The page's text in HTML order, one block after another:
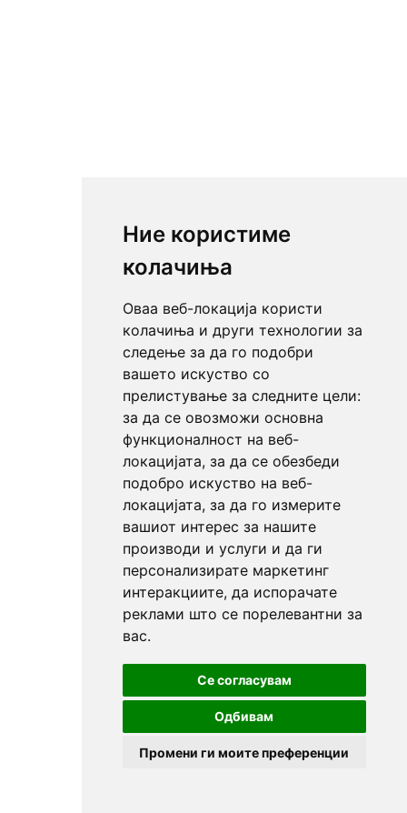
Ние користиме
колачиња
Оваа веб-локација користи
колачиња и други технологии за
следење за да го подобри
вашето искуство со
прелистување за следните цели:
за да се овозможи основна
функционалност на веб-
локацијата, за да се обезбеди
подобро искуство на веб-
локацијата, за да го измерите
вашиот интерес за нашите
производи и услуги и да ги
персонализирате маркетинг
интеракциите, да испорачате
реклами што се порелевантни за
вас.
Се согласувам
Одбивам
Промени ги моите преференции